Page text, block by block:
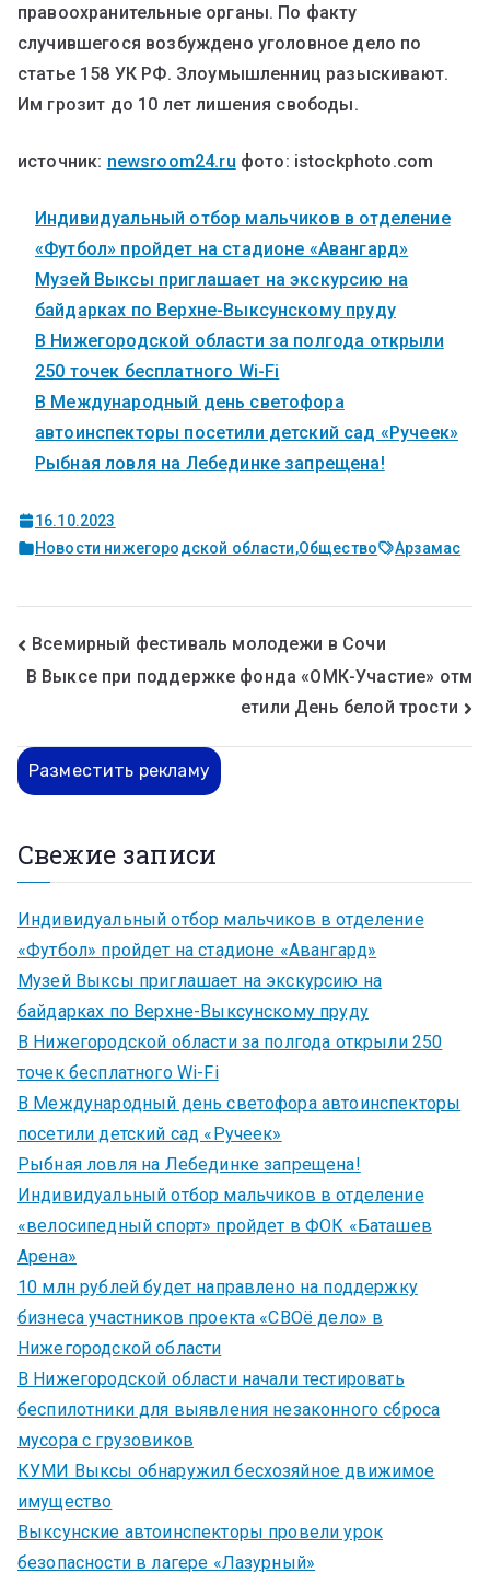
правоохранительные органы. По факту
случившегося возбуждено уголовное дело по
статье 158 УК РФ. Злоумышленниц разыскивают.
Им грозит до 10 лет лишения свободы.
источник: newsroom24.ru фото: istockphoto.com
Индивидуальный отбор мальчиков в отделение
«Футбол» пройдет на стадионе «Авангард»
Музей Выксы приглашает на экскурсию на
байдарках по Верхне-Выксунскому пруду
В Нижегородской области за полгода открыли
250 точек бесплатного Wi-Fi
В Международный день светофора
автоинспекторы посетили детский сад «Ручеек»
Рыбная ловля на Лебединке запрещена!
16.10.2023
Новости нижегородской области,Общество Арзамас
Всемирный фестиваль молодежи в Сочи
В Выксе при поддержке фонда «ОМК-Участие» отм
етили День белой трости
Разместить рекламу
Свежие записи
Индивидуальный отбор мальчиков в отделение
«Футбол» пройдет на стадионе «Авангард»
Музей Выксы приглашает на экскурсию на
байдарках по Верхне-Выксунскому пруду
В Нижегородской области за полгода открыли 250
точек бесплатного Wi-Fi
В Международный день светофора автоинспекторы
посетили детский сад «Ручеек»
Рыбная ловля на Лебединке запрещена!
Индивидуальный отбор мальчиков в отделение
«велосипедный спорт» пройдет в ФОК «Баташев
Арена»
10 млн рублей будет направлено на поддержку
бизнеса участников проекта «СВОё дело» в
Нижегородской области
В Нижегородской области начали тестировать
беспилотники для выявления незаконного сброса
мусора с грузовиков
КУМИ Выксы обнаружил бесхозяйное движимое
имущество
Выксунские автоинспекторы провели урок
безопасности в лагере «Лазурный»